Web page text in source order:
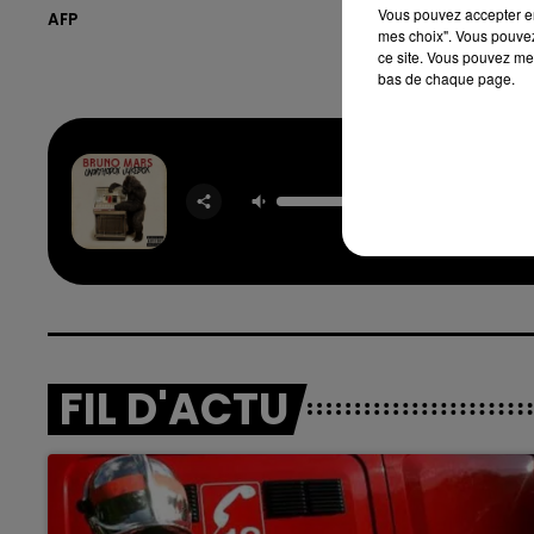
AFP
FIL D'ACTU
Vous pouvez accepter
mes choix". Vous
ce site. Vous pouvez
bas de chaque page.